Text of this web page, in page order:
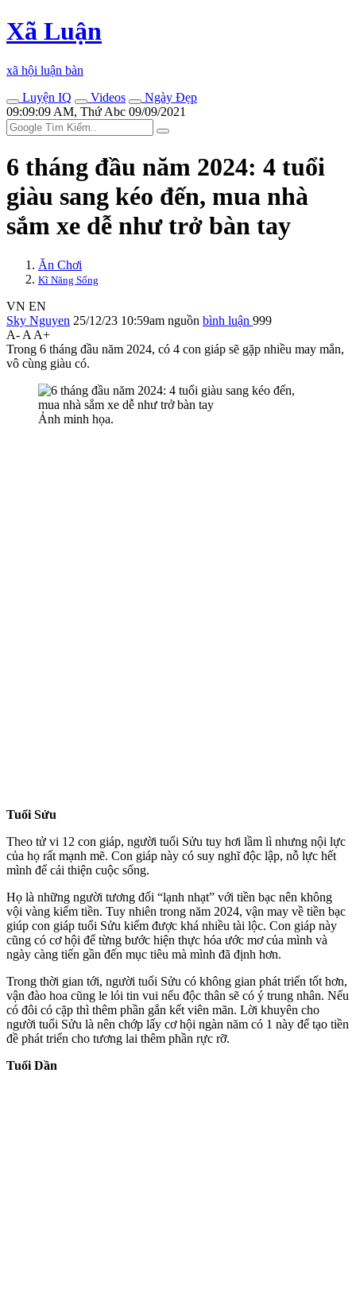
Xã Luận
xã hội luận bàn
Luyện IQ
Videos
Ngày Đẹp
09:09:09 AM, Thứ Abc 09/09/2021
6 tháng đầu năm 2024: 4 tuổi
giàu sang kéo đến, mua nhà
sắm xe dễ như trở bàn tay
Ăn Chơi
Kĩ Năng Sống
VN EN
Sky Nguyen 25/12/23 10:59am nguồn bình luận 999
A- A A+
Trong 6 tháng đầu năm 2024, có 4 con giáp sẽ gặp nhiều may mắn,
vô cùng giàu có.
Ảnh minh họa.
Tuổi Sửu
Theo tử vi 12 con giáp, người tuổi Sửu tuy hơi lầm lì nhưng nội lực
của họ rất mạnh mẽ. Con giáp này có suy nghĩ độc lập, nỗ lực hết
mình để cải thiện cuộc sống.
Họ là những người tương đối “lạnh nhạt” với tiền bạc nên không
vội vàng kiếm tiền. Tuy nhiên trong năm 2024, vận may về tiền bạc
giúp con giáp tuổi Sửu kiếm được khá nhiều tài lộc. Con giáp này
cũng có cơ hội để từng bước hiện thực hóa ước mơ của mình và
ngày càng tiến gần đến mục tiêu mà mình đã định hơn.
Trong thời gian tới, người tuổi Sửu có không gian phát triển tốt hơn,
vận đào hoa cũng le lói tin vui nếu độc thân sẽ có ý trung nhân. Nếu
có đôi có cặp thì thêm phần gắn kết viên mãn. Lời khuyên cho
người tuổi Sửu là nên chớp lấy cơ hội ngàn năm có 1 này để tạo tiền
đề phát triển cho tương lai thêm phần rực rỡ.
Tuổi Dần